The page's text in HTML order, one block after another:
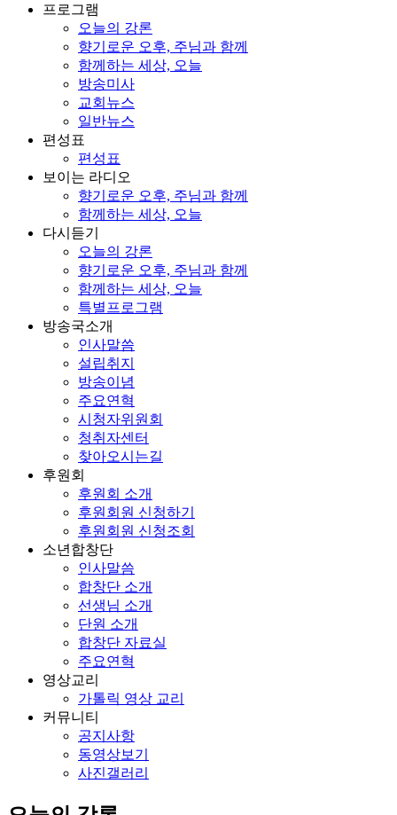
프로그램
오늘의 강론
향기로운 오후, 주님과 함께
함께하는 세상, 오늘
방송미사
교회뉴스
일반뉴스
편성표
편성표
보이는 라디오
향기로운 오후, 주님과 함께
함께하는 세상, 오늘
다시듣기
오늘의 강론
향기로운 오후, 주님과 함께
함께하는 세상, 오늘
특별프로그램
방송국소개
인사말씀
설립취지
방송이념
주요연혁
시청자위원회
청취자센터
찾아오시는길
후원회
후원회 소개
후원회원 신청하기
후원회원 신청조회
소년합창단
인사말씀
합창단 소개
선생님 소개
단원 소개
합창단 자료실
주요연혁
영상교리
가톨릭 영상 교리
커뮤니티
공지사항
동영상보기
사진갤러리